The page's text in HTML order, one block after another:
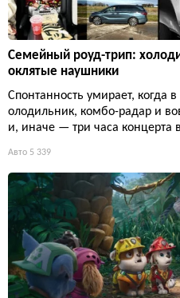
Семейный роуд-трип:
оклятые наушники
Спонтанность умирает, когда
олодильник, комбо-радар и
и, иначе — три часа концерта
Авто 5 339